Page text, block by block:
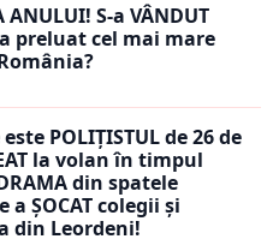
ANULUI! S-a VÂNDUT
preluat cel mai mare
este POLIȚISTUL de 26 de
la volan în timpul
din spatele
ȘOCAT colegii și
din Leordeni!